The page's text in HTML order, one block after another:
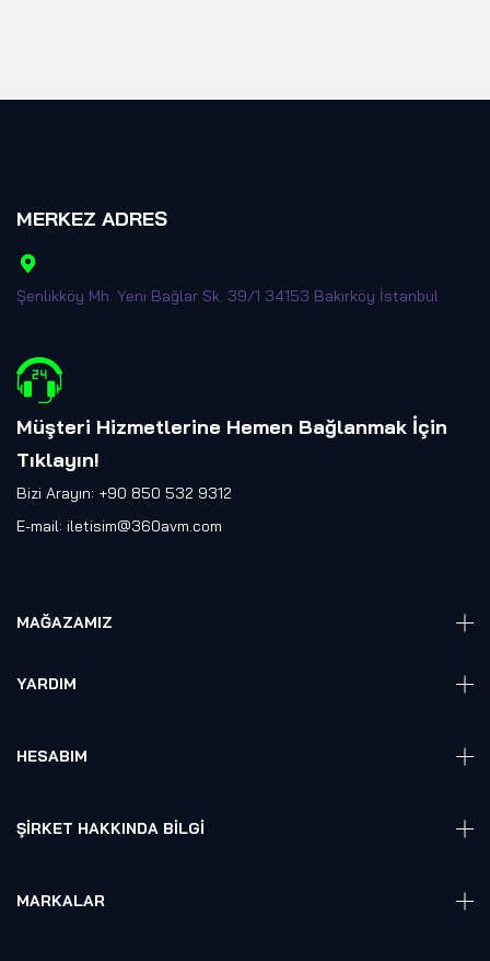
MERKEZ ADRES
Şenlikköy Mh. Yeni Bağlar Sk. 39/1 34153 Bakırköy İstanbul
Müşteri Hizmetlerine Hemen Bağlanmak İçin
Tıklayın!
Bizi Arayın: +90 850 532 9312
E-mail: iletisim@360avm.com
MAĞAZAMIZ
VR Ready PC
Elektronik
YARDIM
HESABIM
Sepet
ŞIRKET HAKKINDA BILGI
Referanslarımız
MARKALAR